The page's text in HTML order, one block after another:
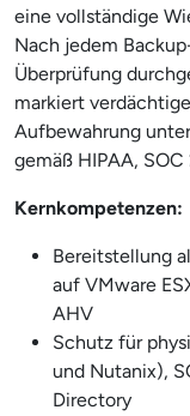
eine vollständige
Nach jedem
Überprüfung
markiert
Aufbewahrung
gemäß HIPAA,
Kernkompetenzen:
Bereitstellung
auf VMware
AHV
Schutz für
und Nutanix),
Directory